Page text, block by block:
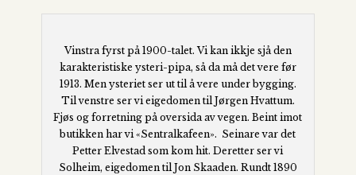
Vinstra fyrst på 1900-talet. Vi kan ikkje sjå den
karakteristiske ysteri-pipa, så da må det vere før
1913. Men ysteriet ser ut til å vere under bygging.
Til venstre ser vi eigedomen til Jørgen Hvattum.
Fjøs og forretning på oversida av vegen. Beint imot
butikken har vi «Sentralkafeen». Seinare var det
Petter Elvestad som kom hit. Deretter ser vi
Solheim, eigedomen til Jon Skaaden. Rundt 1890